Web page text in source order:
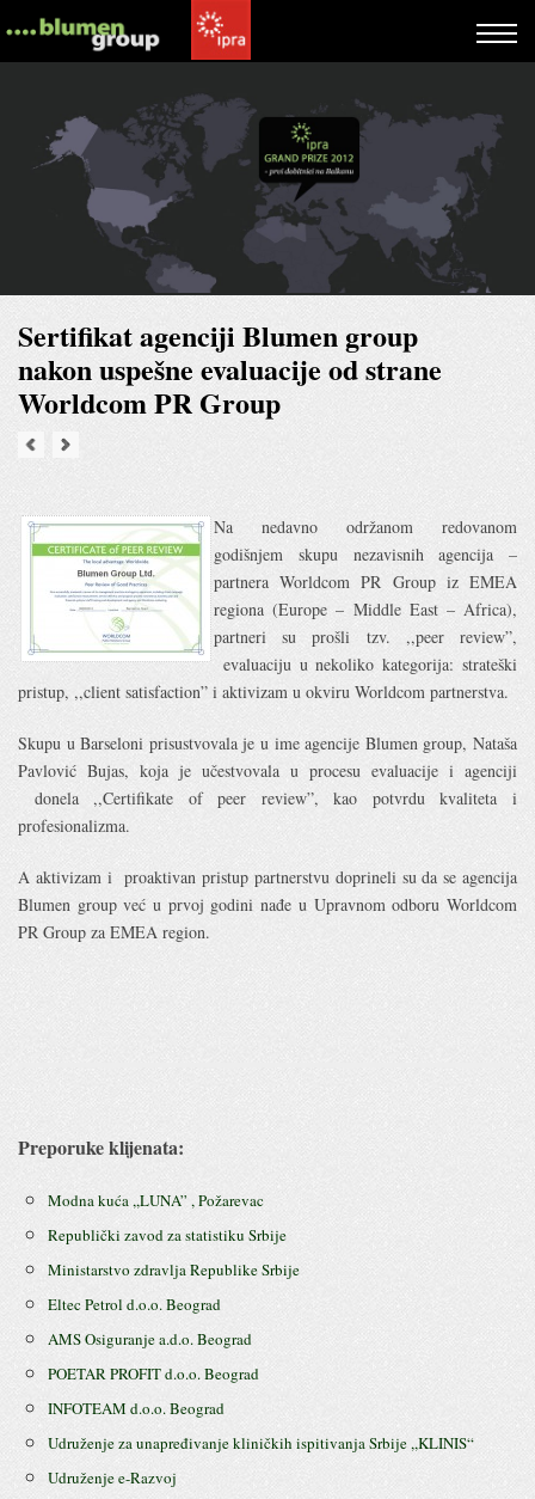
Sertifikat agenciji Blumen group
nakon uspešne evaluacije od strane
Worldcom PR Group
Na nedavno održanom redovanom
godišnjem skupu nezavisnih agencija –
partnera Worldcom PR Group iz EMEA
regiona (Europe – Middle East – Africa),
partneri su prošli tzv. ,,peer review”,
evaluaciju u nekoliko kategorija: strateški
pristup, ,,client satisfaction” i aktivizam u okviru Worldcom partnerstva.
Skupu u Barseloni prisustvovala je u ime agencije Blumen group, Nataša
Pavlović Bujas, koja je učestvovala u procesu evaluacije i agenciji
donela ,,Certifikate of peer review”, kao potvrdu kvaliteta i
profesionalizma.
A aktivizam i proaktivan pristup partnerstvu doprineli su da se agencija
Blumen group već u prvoj godini nađe u Upravnom odboru Worldcom
PR Group za EMEA region.
Preporuke klijenata:
Modna kuća ,,LUNA” , Požarevac
Republički zavod za statistiku Srbije
Ministarstvo zdravlja Republike Srbije
Eltec Petrol d.o.o. Beograd
AMS Osiguranje a.d.o. Beograd
POETAR PROFIT d.o.o. Beograd
INFOTEAM d.o.o. Beograd
Udruženje za unapređivanje kliničkih ispitivanja Srbije ,,KLINIS“
Udruženje e-Razvoj